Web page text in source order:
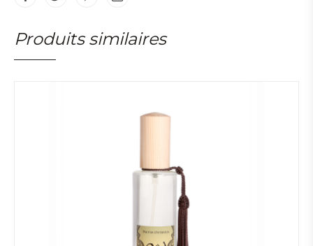
Produits similaires